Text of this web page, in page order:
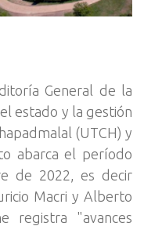
General de la
estado y la gestión
(UTCH) y
abarca el período
de 2022, es decir
Macri y Alberto
registra "avances